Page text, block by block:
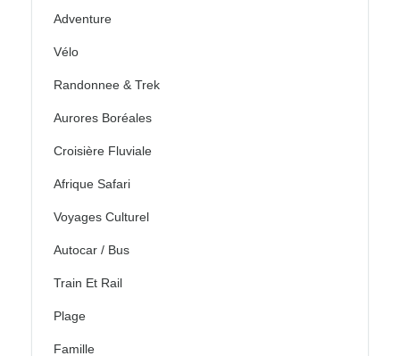
Adventure
Vélo
Randonnee & Trek
Aurores Boréales
Croisière Fluviale
Afrique Safari
Voyages Culturel
Autocar / Bus
Train Et Rail
Plage
Famille